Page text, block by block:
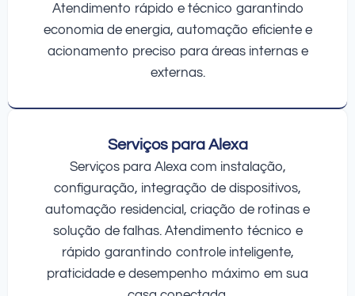
Atendimento rápido e técnico garantindo
economia de energia, automação eficiente e
acionamento preciso para áreas internas e
externas.
Serviços para Alexa
Serviços para Alexa com instalação,
configuração, integração de dispositivos,
automação residencial, criação de rotinas e
solução de falhas. Atendimento técnico e
rápido garantindo controle inteligente,
praticidade e desempenho máximo em sua